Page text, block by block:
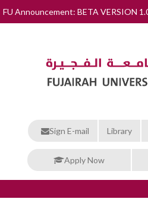
FU Announcement: BETA VERSION
Sign E-mail Library
Apply Now